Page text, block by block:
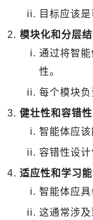
目标应该
模块化和分层
通过将智
性。
每个模块
健壮性和容错性
智能体应
容错性设计
适应性和学习
智能体应
这通常涉